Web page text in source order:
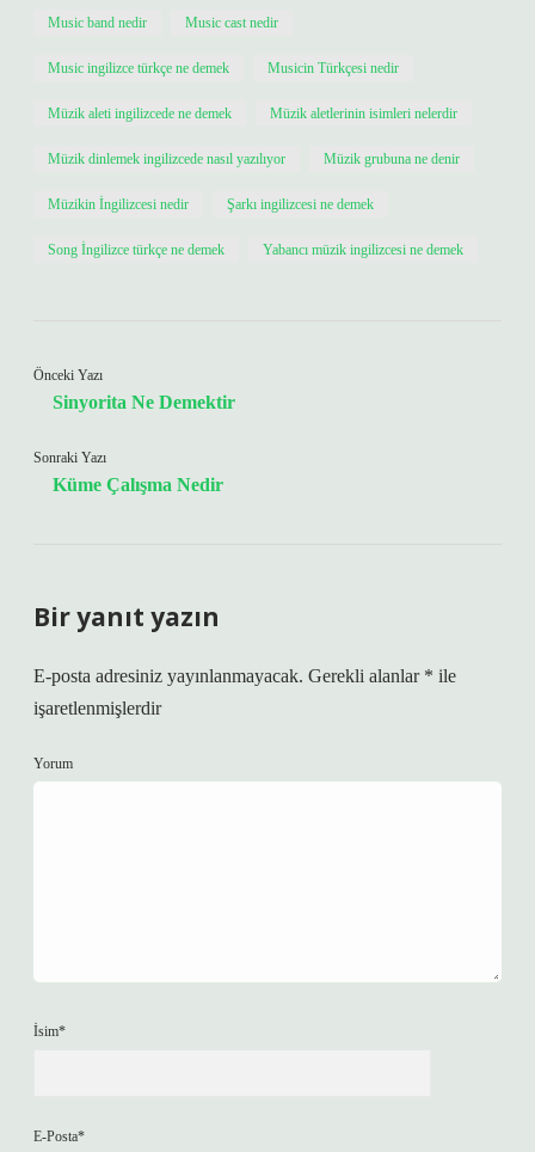
Music band nedir Music cast nedir
Music ingilizce türkçe ne demek Musicin Türkçesi nedir
Müzik aleti ingilizcede ne demek Müzik aletlerinin isimleri nelerdir
Müzik dinlemek ingilizcede nasıl yazılıyor Müzik grubuna ne denir
Müzikin İngilizcesi nedir Şarkı ingilizcesi ne demek
Song İngilizce türkçe ne demek Yabancı müzik ingilizcesi ne demek
Önceki Yazı
Sinyorita Ne Demektir
Sonraki Yazı
Küme Çalışma Nedir
Bir yanıt yazın
E-posta adresiniz yayınlanmayacak. Gerekli alanlar * ile
işaretlenmişlerdir
Yorum
İsim*
E-Posta*